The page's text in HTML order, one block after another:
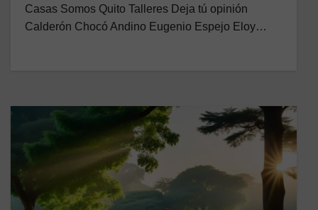
Casas Somos Quito Talleres Deja tú opinión
Calderón Chocó Andino Eugenio Espejo Eloy…